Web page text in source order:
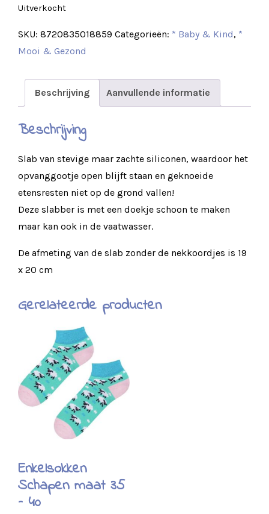
Uitverkocht
SKU: 8720835018859 Categorieën: * Baby & Kind, *
Mooi & Gezond
Beschrijving Aanvullende informatie
Beschrijving
Slab van stevige maar zachte siliconen, waardoor het
opvanggootje open blijft staan en geknoeide
etensresten niet op de grond vallen!
Deze slabber is met een doekje schoon te maken
maar kan ook in de vaatwasser.
De afmeting van de slab zonder de nekkoordjes is 19
x 20 cm
Gerelateerde producten
Enkelsokken
Schapen maat 35
– 40